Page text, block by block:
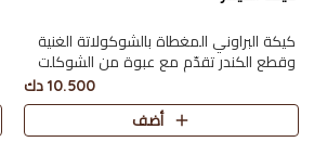
كيكة البراوني المغطاة بالشوكولاتة الغنية
وقطع الكندر تقدّم مع عبوة من الشوكلت
10.500 دك
أضف